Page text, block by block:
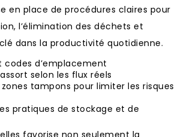
en place de procédures claires pour
l’élimination des déchets et
dans la productivité quotidienne.
d’emplacement
selon les flux réels
tampons pour limiter les risques
pratiques de stockage et de
favorise non seulement la